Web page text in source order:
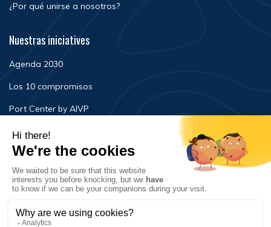
¿Por qué unirse a nosotros?
Nuestras iniciatives
Agenda 2030
Los 10 compromisos
Port Center by AIVP
Noticias
Eventos
FAQ
Contacto